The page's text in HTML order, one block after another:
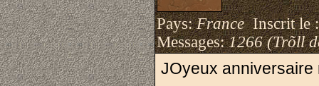
Pays:FranceInscrit le
Messages:1266 (Trõll
JOyeux anniversaire